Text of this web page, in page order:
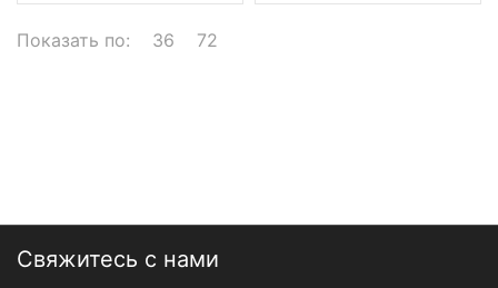
Показать по: 36 72
Свяжитесь с нами